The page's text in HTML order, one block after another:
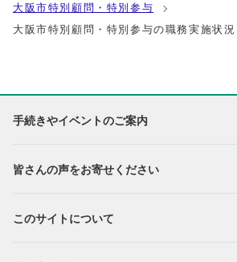
大阪市特別顧問・特別参与
大阪市特別顧問・特別参与の職務実施状況
手続きやイベントのご案内
皆さんの声をお寄せください
このサイトについて